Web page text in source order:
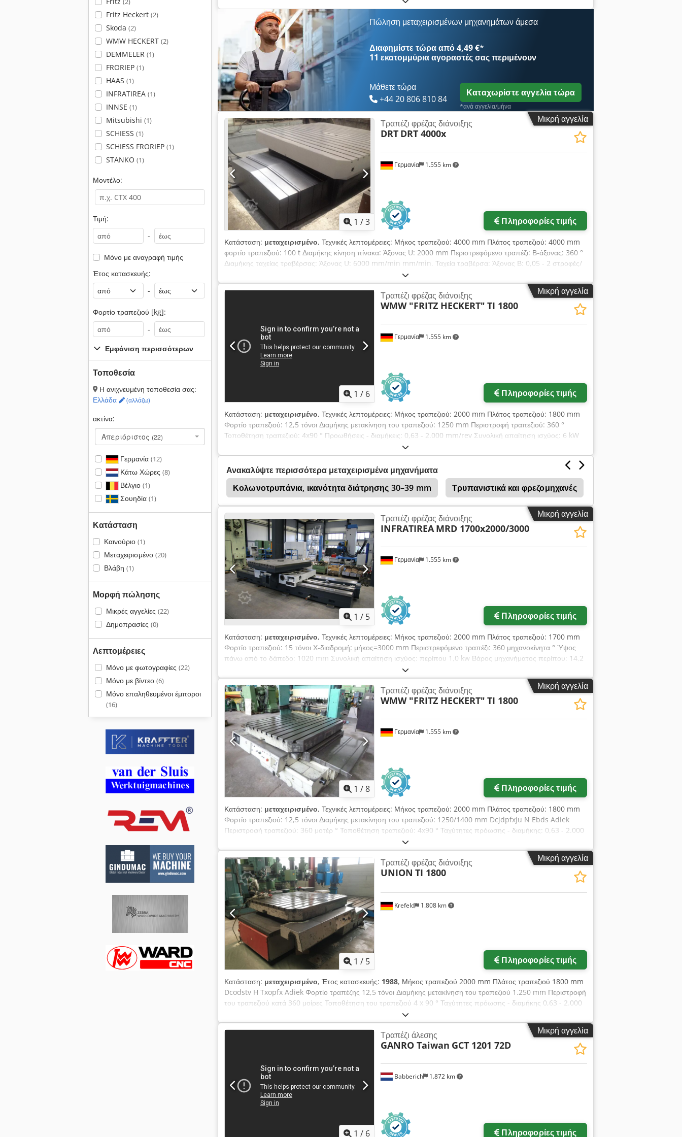
(2)
Fritz Heckert (2)
Skoda (2)
WMW HECKERT (2)
DEMMELER (1)
FRORIEP (1)
HAAS (1)
INFRATIREA (1)
INNSE (1)
Mitsubishi (1)
SCHIESS (1)
SCHIESS FRORIEP (1)
STANKO (1)
Μοντέλο:
Τιμή:
-
Μόνο με αναγραφή τιμής
Έτος κατασκευής:
-
Φορτίο τραπεζιού [kg]:
-
Εμφάνιση περισσότερων
Τοποθεσία
Η ανιχνευμένη τοποθεσία σας:
Ελλάδα
(αλλάζω)
ακτίνα:
Απεριόριστος (22)
Γερμανία (12)
Κάτω Χώρες (8)
Βέλγιο (1)
Σουηδία (1)
Κατάσταση
Καινούριο (1)
Μεταχειρισμένο (20)
Βλάβη (1)
Μορφή πώλησης
Μικρές αγγελίες (22)
Δημοπρασίες (0)
Λεπτομέρειες
Μόνο με φωτογραφίες (22)
Μόνο με βίντεο (6)
Μόνο επαληθευμένοι έμποροι
(16)
Πώληση μεταχειρισμένων μηχανημάτων άμεσα
Διαφημίστε τώρα από 4,49 €*
11 εκατομμύρια αγοραστέςσας περιμένουν
Μάθετε τώρα
+44 20 806 810 84
Καταχωρίστε αγγελία τώρα
*ανά αγγελία/μήνα
Μικρή αγγελία
1 /3
Γερμανία 1.555 km
Τραπέζι φρέζας διάνοιξης
DRT DRT 4000x
Πληροφορίες τιμής
Κατάσταση: μεταχειρισμένο, Τεχνικές λεπτομέρειες: Μήκος τραπεζιού: 4000 mm Πλάτος τραπεζιού: 4000 mm
φορτίο τραπεζιού: 100 t Διαμήκης κίνηση πίνακα: Άξονας U: 2000 mm Περιστρεφόμενο τραπέζι: Β-άξονας: 360 °
Διαμήκης ταχείας τραβέρσας: Άξονας U: 6000 mm/min mm/min. Ταχεία τραβέρσα: Άξονας Β: 0,05 - 2 στροφές/
λεπτό τραπέζι γεώτρησης Οι άξονες U και B είναι εξοπλισμένοι με υδροστατικούς οδηγούς. Υδροστατική στήριξη
ή στήριξη ρουλεμάν : Υδροστατική στήριξη Ø ζεύξης πέμπτου τροχού: 2.190 χλστ Υδραυλικές κλειδαριές
Dsdpfou N D Tljx Adieck - 3 υδροστατικοί οδηγοί για διαμήκη κίνηση - 1 υδροστατικός κυκλικός οδηγός για τον
περιστροφικό άξονα σύστημα εντοπισμού θέσης: - Κωδικοποιητής γωνίας Heidenhain για τον άξονα Β - Οπτική
περιλαμβάνονται στην παράδοση. *
Μικρή αγγελία
1 / 6
Γερμανία 1.555 km
Τραπέζι φρέζας διάνοιξης
WMW "FRITZ HECKERT" TI 1800
Πληροφορίες τιμής
Κατάσταση: μεταχειρισμένο, Τεχνικές λεπτομέρειες: Μήκος τραπεζιού: 2000 mm Πλάτος τραπεζιού: 1800 mm
Φορτίο τραπεζιού: 12,5 τόνοι Διαμήκης μετακίνηση του τραπεζιού: 1250 mm Περιστροφή τραπεζιού: 360 °
Τοποθέτηση τραπεζιού: 4x90 ° Προωθήσεις - διαμήκεις: 0,63 - 2.000 mm/rev Συνολική απαίτηση ισχύος: 6 kW
Βάρος μηχανήματος περίπου: 7,6 τόνοι Διαστάσεις μηχανήματος ΜxΠxΥ: 3,82 x 2,25 x 0,92 m Dcsdpfx Aeu N D
Szsdisk Συμβατικό τραπέζι διατρητικής φρέζας *
Ανακαλύψτε περισσότερα μεταχειρισμένα μηχανήματα
Κολωνοτρυπάνια, ικανότητα διάτρησης 30–39 mm
Τρυπανιστικά και φρεζομηχανές
Fraes Fritz Demmeler
Μικρή αγγελία
1 / 5
Γερμανία 1.555 km
Τραπέζι φρέζας διάνοιξης
INFRATIREA MRD 1700x2000/3000
Πληροφορίες τιμής
Κατάσταση: μεταχειρισμένο, Τεχνικές λεπτομέρειες: Μήκος τραπεζιού: 2000 mm Πλάτος τραπεζιού: 1700 mm
Φορτίο τραπεζιού: 15 τόνοι Χ-διαδρομή: μήκος=3000 mm Περιστρεφόμενο τραπέζι: 360 μηχανοκίνητα ° Ύψος
πάνω από το δάπεδο: 1020 mm Συνολική απαίτηση ισχύος: περίπου 1,0 kw Βάρος μηχανήματος περίπου: 14,2
τόνοι Διαστάσεις: 5,7x2,1x1,0 m Το τραπέζι του διατρητικού μύλου κατασκευάστηκε το 1985 και ανακαινίστηκε
μερικώς το 2023 (εκ των υστέρων). Το τραπέζι είναι τοποθετημένο σε οδηγό επίπεδης πλατφόρμας
(5000x1380mm). Ο περιστροφικός άξονας (B) είναι τοποθετημένος υδροστατικά, Ο άξονας Β ως άξονας
τοποθέτησης, ο οποίος είναι στερεωμένος. 9x υποδοχές Τ σύμφωνα με το DIN 650 και 508: a=28mm- h=54mm-
b=51mm- c=21mm των οποίων η απόσταση κέντρου-κέντρου = 160mm. Dsdpfx Adsu N D Sboiock *
Μικρή αγγελία
1 /8
Γερμανία 1.555 km
Τραπέζι φρέζας διάνοιξης
WMW "FRITZ HECKERT" TI 1800
Πληροφορίες τιμής
Κατάσταση: μεταχειρισμένο, Τεχνικές λεπτομέρειες: Μήκος τραπεζιού: 2000 mm Πλάτος τραπεζιού: 1800 mm
Φορτίο τραπεζιού: 12,5 τόνοι Διαμήκης μετακίνηση του τραπεζιού: 1250/1400 mm Dcjdpfxju N Ebds Adiek
Περιστροφή τραπεζιού: 360 μοτέρ ° Τοποθέτηση τραπεζιού: 4x90 ° Ταχύτητες πρόωσης - διαμήκης: 0,63 - 2.000
mm/min. Ύψος πάνω από το δάπεδο: 920 mm Τροφοδοσία ρεύματος: 380 V Συνολική απαίτηση ισχύος: 6 kW
Βάρος μηχανήματος περίπου: 7,6 τόνοι Διαστάσεις μηχανήματος ΜxΠxΥ: 3,8 x 2,25 x 0,95 m Συμβατικό τραπέζι
διατρητικής μηχανής, χειρισμός μέσω πίνακα ελέγχου Υποδοχές Τ σύμφωνα με το DIN 650: α=28mm- h=49mm-
b=52mm- c=21mm *
Μικρή αγγελία
1 / 5
Krefeld 1.808 km
Τραπέζι φρέζας διάνοιξης
UNION TI 1800
Πληροφορίες τιμής
Κατάσταση: μεταχειρισμένο, Έτος κατασκευής: 1988, Μήκος τραπεζιού 2000 mm Πλάτος τραπεζιού 1800 mm
Dcodstv H Txopfx Adiek Φορτίο τραπέζης 12,5 τόνοι Διαμήκης μετακίνηση του τραπεζιού 1.250 mm Περιστροφή
του τραπεζιού κατά 360 μοίρες Τοποθέτηση του τραπεζιού 4 x 90 ° Ταχύτητες πρόωσης - διαμήκης 0,63 - 2.000
mm/min Συνολική απαίτηση ισχύος 4 kW Βάρος μηχανήματος περίπου 7,6 τόνοι
Μικρή αγγελία
1 / 6
Babberich 1.872 km
Τραπέζι άλεσης
GANRO Taiwan GCT 1201 72D
Πληροφορίες τιμής